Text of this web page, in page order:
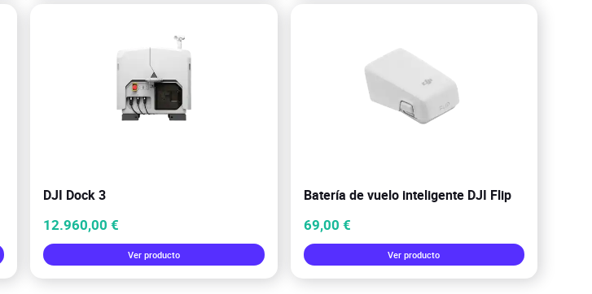
DJI Dock 3
12.960,00 €
Ver producto
Batería de vuelo inteligente DJI Flip
69,00 €
Ver producto